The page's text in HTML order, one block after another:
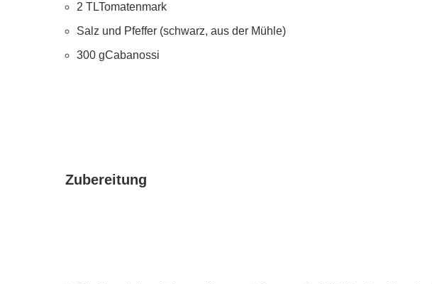
2 TLTomatenmark
Salz und Pfeffer (schwarz, aus der Mühle)
300 gCabanossi
Zubereitung